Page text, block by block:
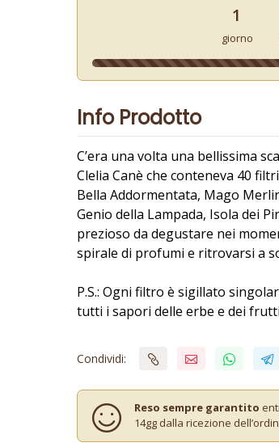
1
giorno
Info Prodotto
C’era una volta una bellissima
Clelia Canè che conteneva 40
Bella Addormentata, Mago
Genio della Lampada, Isola dei
prezioso da degustare nei
spirale di profumi e ritrovarsi a
P.S.: Ogni filtro è sigillato
tutti i sapori delle erbe e dei
Condividi:
Reso sempre garantito
14gg dalla ricezione